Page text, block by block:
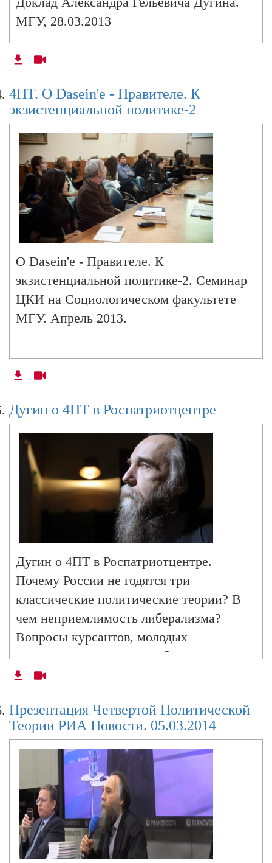
МГУ, 28.03.2013
4ПТ. О Dasein'е - Правителе. К
экзистенциальной политике-2
О Dasein'е - Правителе. К
экзистенциальной политике-2. Семинар
ЦКИ на Социологическом факультете
МГУ. Апрель 2013.
Дугин о 4ПТ в Роспатриотцентре
Дугин о 4ПТ в Роспатриотцентре.
Почему России не годятся три
классические политические теории? В
чем неприемлимость либерализма?
Вопросы курсантов, молодых
аппаратчиков, Ксении Собчак и Антона
Красовского.
Презентация Четвертой Политической
Теории РИА Новости. 05.03.2014